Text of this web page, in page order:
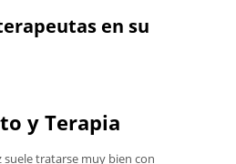
en su
y Terapia
suele tratarse muy bien con